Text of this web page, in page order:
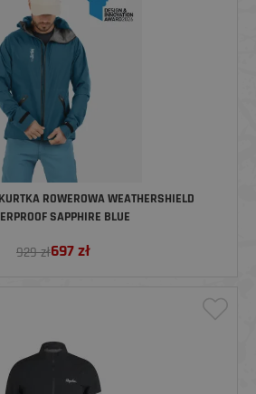
ROWEROWA WEATHERSHIELD
SAPPHIRE BLUE
929 zł697zł